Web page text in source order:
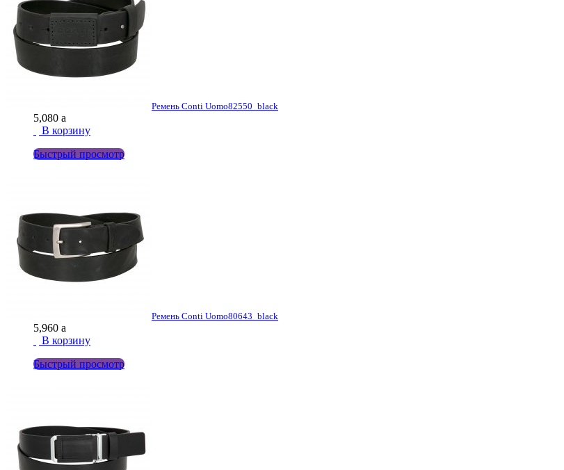
Ремень Conti Uomo82550_black
5,080 a
В корзину
Быстрый просмотр
Ремень Conti Uomo80643_black
5,960 a
В корзину
Быстрый просмотр